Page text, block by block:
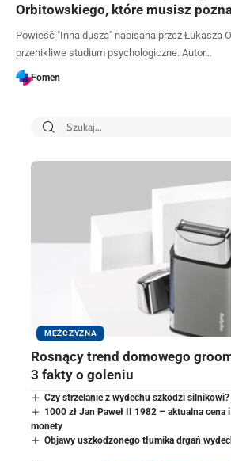
Orbitowskiego, które musisz
Powieść "Inna dusza" napisana przez Łukasza
przenikliwe studium psychologiczne. Autor…
Fomen
MĘŻCZYZNA
Rosnący trend domowego
3 fakty o goleniu
Czy strzelanie z wydechu szkodzi
1000 zł Jan Paweł II 1982 – aktualna cena
monety
Objawy uszkodzonego tłumika drgań